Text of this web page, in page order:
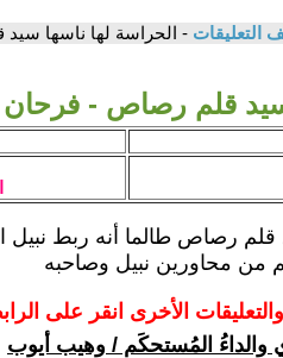
التعليقات - الحراسة لها ناسها
سيد قلم رصاص -
رصاص طالما أنه ربط نبيل
من محاورين نبيل وصاحبه
الأخرى انقر على
والداءُ المُستحكَم / وهيب أيوب